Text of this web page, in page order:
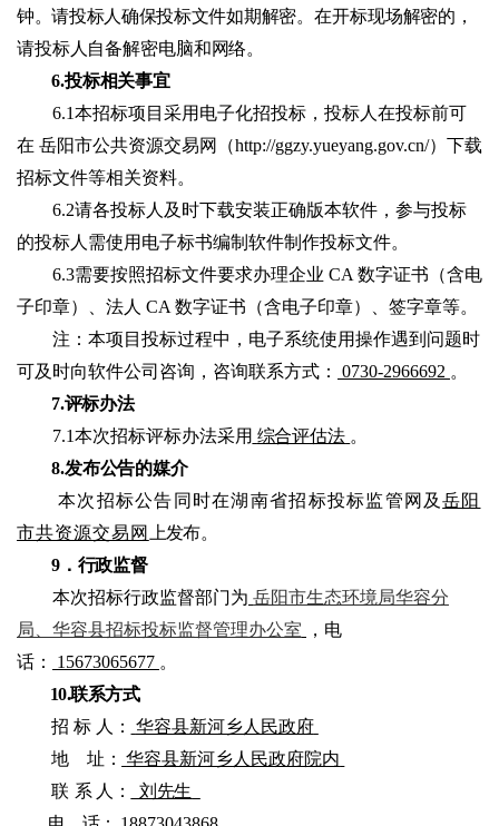
钟。请投标人确保投标文件如期解密。在开标现场解密的，
请投标人自备解密电脑和网络。
6.投标相关事宜
6.1本招标项目采用电子化招投标，投标人在投标前可
在 岳阳市公共资源交易网（http://ggzy.yueyang.gov.cn/）下载
招标文件等相关资料。
6.2请各投标人及时下载安装正确版本软件，参与投标
的投标人需使用电子标书编制软件制作投标文件。
6.3需要按照招标文件要求办理企业 CA 数字证书（含电
子印章）、法人 CA 数字证书（含电子印章）、签字章等。
注：本项目投标过程中，电子系统使用操作遇到问题时
可及时向软件公司咨询，咨询联系方式：
0730-2966692 。
7.评标办法
7.1本次招标评标办法采用 综合评估法 。
8.发布公告的媒介
本次招标公告同时在湖南省招标投标监管 网及岳阳
市共资源交易网
上发布。
9．行政监督
本次招标行政监督部门为 岳阳市生态环境局华容分
局、华容县招标投标监督管理办公室
，电
话：
15673065677 。
10.联系方式
招 标 人：
华容县新河乡人民政府
地
址：
华容县新河乡人民政府院内
联 系 人：
刘先生